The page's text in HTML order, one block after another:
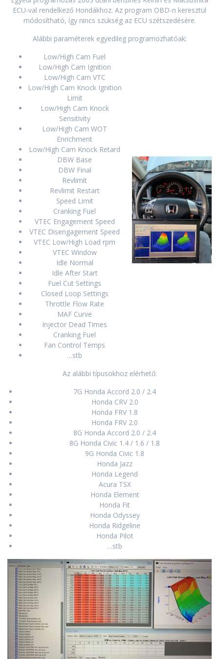
ECU-val rendelkező Hondákhoz. Az program OBD-n keresztül
módosítható, így nincs szükség az ECU szétszedésére.
Alábbi paraméterek egyedileg programozhatóak:
Low/High Cam Fuel
Low/High Cam Ignition
Low/High Cam VTC
Low/High Cam Knock Ignition
Limit
Low/High Cam Knock
Sensitivity
Low/High Cam WOT
Enrichment
Low/High Cam Knock Retard
DBW Base
DBW Final
Revlimit
Revlimit Restart
Speed Limit
Cranking Fuel
VTEC Engagement Speed
VTEC Disengagement Speed
VTEC Low/High Load rpm
VTEC Window
Idle Normal
Idle After Start
Fuel Cut Settings
Closed Loop Settings
Throttle Flow Rate
MAF Curve
Injector Dead Times
Cranking Fuel
Fan Control Temps
…stb
Az alábbi típusokhoz elérhető:
7G Honda Accord 2.0 / 2.4
Honda CRV 2.0
Honda FRV 1.8
Honda FRV 2.0
8G Honda Accord 2.0 / 2.4
8G Honda Civic 1.4 / 1.6 / 1.8
9G Honda Civic 1.8
Honda Jazz
Honda Legend
Acura TSX
Honda Element
Honda Fit
Honda Odyssey
Honda Ridgeline
Honda Pilot
…stb